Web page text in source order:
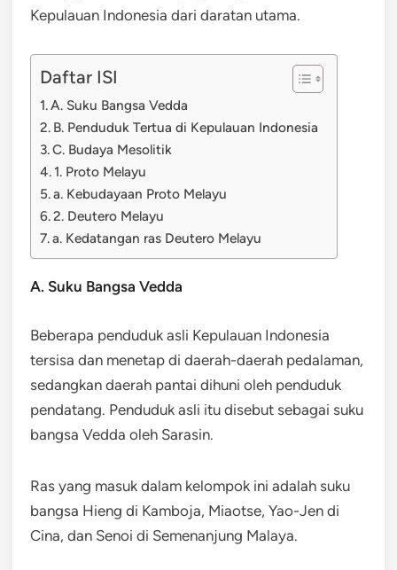
Kepulauan Indonesia dari daratan utama.
Daftar ISI
A. Suku Bangsa Vedda
B. Penduduk Tertua di Kepulauan Indonesia
C. Budaya Mesolitik
1. Proto Melayu
a. Kebudayaan Proto Melayu
2. Deutero Melayu
a. Kedatangan ras Deutero Melayu
A. Suku Bangsa Vedda
Beberapa penduduk asli Kepulauan Indonesia
tersisa dan menetap di daerah-daerah pedalaman,
sedangkan daerah pantai dihuni oleh penduduk
pendatang. Penduduk asli itu disebut sebagai suku
bangsa Vedda oleh Sarasin.
Ras yang masuk dalam kelompok ini adalah suku
bangsa Hieng di Kamboja, Miaotse, Yao-Jen di
Cina, dan Senoi di Semenanjung Malaya.